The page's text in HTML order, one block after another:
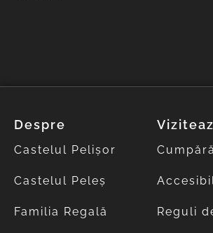
Despre
Castelul Pelișor
Castelul Peleș
Familia Regală Reguli